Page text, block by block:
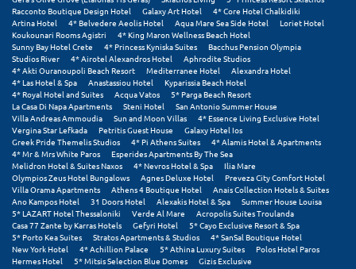
Πόρος
Πόρτο Χέλι
Πρέβεζα
Πύλος
Πύργος
Ρ
Ρέθυμνο
Ρίο
Racconto Boutique Design Hotel
Galaxy Art Hotel
4* Core Hotel Chalkidiki
Artina Hotel
4* Belvedere Aeolis Hotel Aqua Mare Sea Side Hotel
Loriet Hotel
Koukounari Rooms Agistri
4* King Maron Wellness Beach Hotel
Sunny Bay Hotel Crete
4* Princess Kyniska Suites
Bacchus Pension Olympia
Studios River
4* Airotel Alexandros Hotel
Aphrodite Studios
4* Akti Ouranoupoli Beach Resort
Mediterranee Hotel
Alexandra Hotel
4* Las Hotel & Spa
Anastassiou Hotel
Kyparissia Beach Hotel
4* Royal Hotel and Suites
Acqua Vatos
5* Parga Beach Resort
La Casa Di Napa Apartments
Steni Hotel
San Antonio Summer House
Villa Andreas Ammoudia
Sun and Moon Villas
4* Essence Living Exclusive Hotel
Vergina Star Lefkada
Petritis Guest House
Galaxy Hotel Ios
Greek Pride Themelis Studios
4* Pi Athens Suites
4* Alamis Hotel & Apartments
4* Mr & Mrs White Paros
Esperides Apartments By The Sea
Melidron Hotel & Suites Naxos
4* Nevros Hotel & Spa
Ilia Mare
Olympios Zeus Hotel Bungalows
Agnes Deluxe Hotel
Preveza City Comfort Hotel
Villa Orama Apartments
Athens 4 Boutique Hotel
Anais Collection Hotels & Suites
Ano Kampos Hotel
31 Doors Hotel Alexakis Hotel & Spa
Summer House Louisa
5* LAZART Hotel Thessaloniki
Verde Al Mare
Acropolis Suites Troulanda
Casa 77 Zante by Karras Hotels
Gefyri Hotel
5* Cayo Exclusive Resort & Spa
5* Porto Kea Suites
Stratos Apartments & Studios
4* SanSal Boutique Hotel
New York Hotel
4* Achillion Palace 5* Athina Luxury Suites
Polos Hotel Paros
Hermes Hotel
5* Mitsis Selection Blue Domes
Gizis Exclusive